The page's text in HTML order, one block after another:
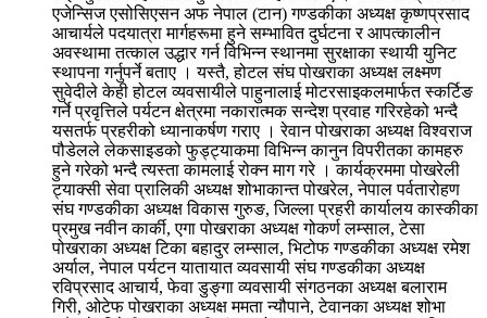
एजेन्सिज एसोसिएसन अफ नेपाल (टान) गण्डकीका अध्यक्ष कृष्णप्रसाद
आचार्यले पदयात्रा मार्गहरूमा हुने सम्भावित दुर्घटना र आपत्कालीन
अवस्थामा तत्काल उद्धार गर्न विभिन्न स्थानमा सुरक्षाका स्थायी युनिट
स्थापना गर्नुपर्ने बताए । यस्तै, होटल संघ पोखराका अध्यक्ष लक्ष्मण
सुवेदीले केही होटल व्यवसायीले पाहुनालाई मोटरसाइकलमार्फत स्कर्टिङ
गर्ने प्रवृत्तिले पर्यटन क्षेत्रमा नकारात्मक सन्देश प्रवाह गरिरहेको भन्दै
यसतर्फ प्रहरीको ध्यानाकर्षण गराए । रेवान पोखराका अध्यक्ष विश्वराज
पौडेलले लेकसाइडको फुड्ट्याकमा विभिन्न कानुन विपरीतका कामहरु
हुने गरेको भन्दै त्यस्ता कामलाई रोक्न माग गरे । कार्यक्रममा पोखरेली
ट्याक्सी सेवा प्रालिकी अध्यक्ष शोभाकान्त पोखरेल, नेपाल पर्वतारोहण
संघ गण्डकीका अध्यक्ष विकास गुरुङ, जिल्ला प्रहरी कार्यालय कास्कीका
प्रमुख नवीन कार्की, एगा पोखराका अध्यक्ष गोकर्ण लम्साल, टेसा
पोखराका अध्यक्ष टिका बहादुर लम्साल, भिटोफ गण्डकीका अध्यक्ष रमेश
अर्याल, नेपाल पर्यटन यातायात व्यवसायी संघ गण्डकीका अध्यक्ष
रविप्रसाद आचार्य, फेवा डुङ्गा व्यवसायी संगठनका अध्यक्ष बलाराम
गिरी, ओटेफ पोखराका अध्यक्ष ममता न्यौपाने, टेवानका अध्यक्ष शोभा